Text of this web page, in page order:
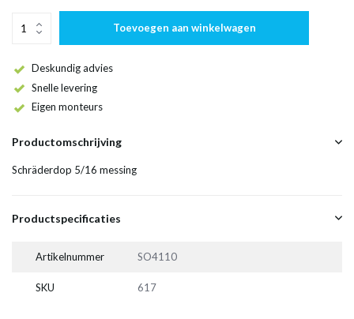
Toevoegen aan winkelwagen
Deskundig advies
Snelle levering
Eigen monteurs
Productomschrijving
Schräderdop 5/16 messing
Productspecificaties
Artikelnummer SO4110
SKU 617